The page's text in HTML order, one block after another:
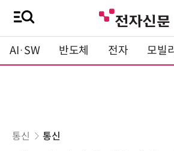
AI·SW 반도체 전자 모빌
통신 통신